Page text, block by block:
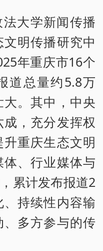
大学新闻传播
明传播研究中
年重庆市16个
道总量约5.8万
。其中，中央
，充分发挥权
重庆生态文明
、行业媒体与
累计发布报道2
持续性内容输
多方参与的传